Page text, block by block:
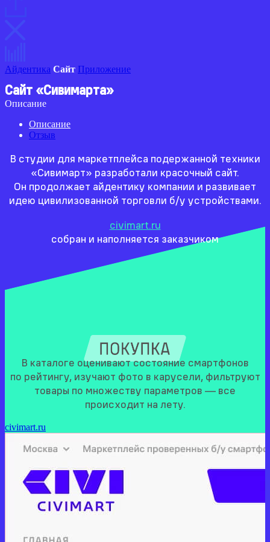
Айдентика Сайт Приложение
Сайт «Сивимарта»
Описание
Описание
Отзыв
В студии для маркетплейса подержанной техники
«Сивимарт» разработали красочный сайт.
Он продолжает айдентику компании и развивает
идею цивилизованной торговли б/у устройствами.
civimart.ru
собран и наполняется заказчиком
В каталоге оценивают состояние смартфонов
по рейтингу, изучают фото в карусели, фильтруют
товары по множеству параметров — все
происходит на лету.
civimart.ru